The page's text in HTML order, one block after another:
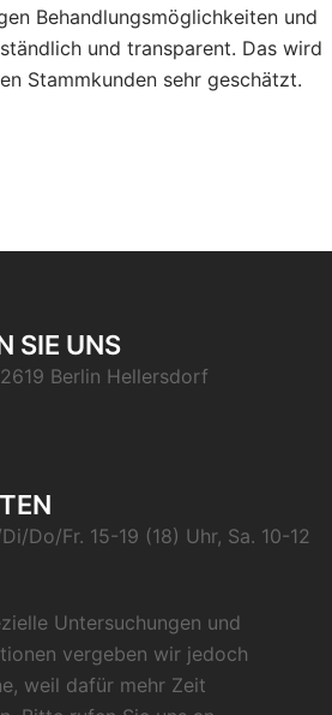
Behandlungsmöglichkeiten und
und transparent. Das wird
Stammkunden sehr geschätzt.
SIE UNS
Berlin Hellersdorf
Do/Fr. 15-19 (18) Uhr, Sa. 10-12
Untersuchungen und
vergeben wir jedoch
weil dafür mehr Zeit